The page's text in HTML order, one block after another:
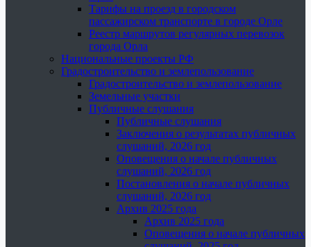
Тарифы на проезд в городском
пассажирском транспорте в городе Орле
Реестр маршрутов регулярных перевозок
города Орла
Национальные проекты РФ
Градостроительство и землепользование
Градостроительство и землепользование
Земельные участки
Публичные слушания
Публичные слушания
Заключения о результатах публичных
слушаний, 2026 год
Оповещения о начале публичных
слушаний, 2026 год
Постановления о начале публичных
слушаний, 2026 год
Архив 2025 года
Архив 2025 года
Оповещения о начале публичных